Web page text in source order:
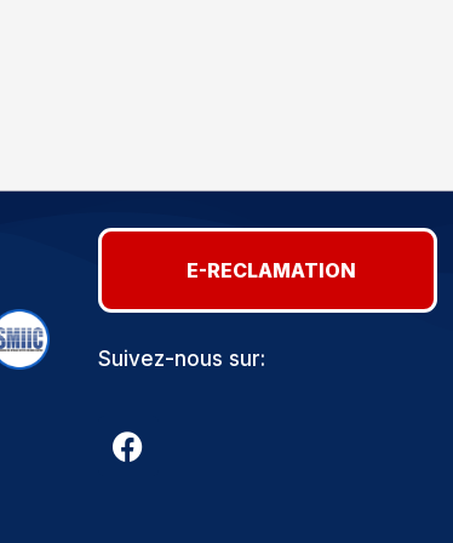
E-RECLAMATION
Suivez-nous sur: